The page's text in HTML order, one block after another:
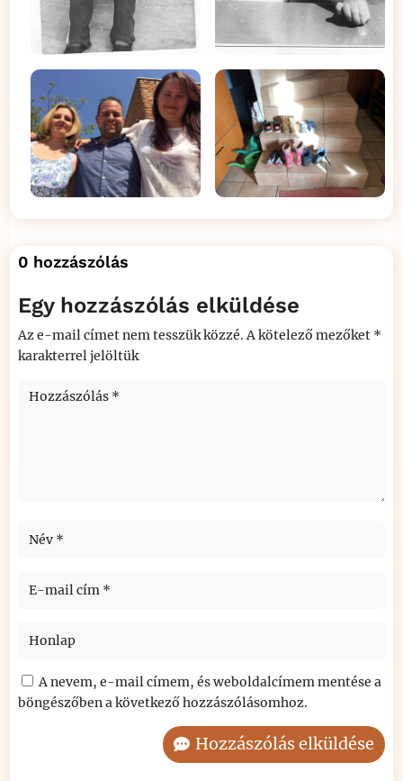
0 hozzászólás
Egy hozzászólás elküldése
Az e-mail címet nem tesszük közzé. A kötelező mezőket *
karakterrel jelöltük
A nevem, e-mail címem, és weboldalcímem mentése a
böngészőben a következő hozzászólásomhoz.
Hozzászólás elküldése